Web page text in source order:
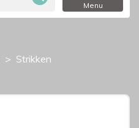
Menu
Strikken